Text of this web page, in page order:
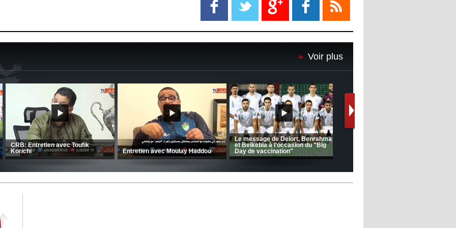
Le Barça savoure sa première
place et chambre le Real Madrid
de matchs"
12:39 - 2022/11/06
Real : Les dirigeants veulent le
départ d'Hazard cet hiver
Voir plus
(Coupe de la CAF) Nkana FC 1 -
CRB 0
CSC: La préparation des hommes
d’Amrani se poursuit en Tunisie
MCA: Kaci-Saïd évoque le large
succès du Mouloudia face au FC
MFM